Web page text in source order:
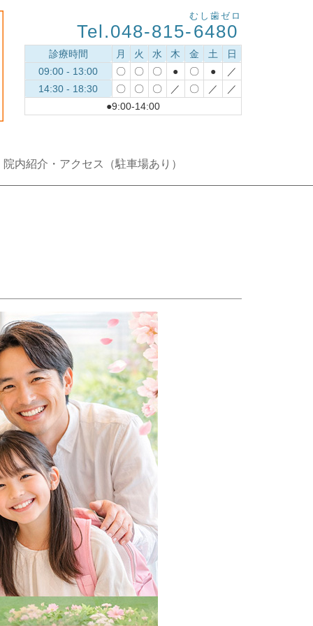
Tel.048-815-6480
むし歯ゼロ
診療時間 月 火 水 木 金 土
日
09:00 - 13:00
〇 〇 〇 ● 〇 ●
／
14:30 - 18:30
〇 〇 〇 ／ 〇 ／
／
●9:00-14:00
院内紹介・アクセス（駐車場あり）